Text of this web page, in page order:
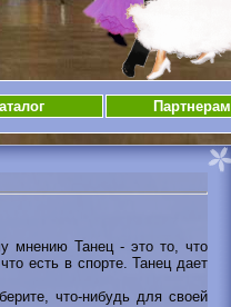
Партнерам
мнению Танец - это то, что
есть в спорте. Танец дает
что-нибудь для своей